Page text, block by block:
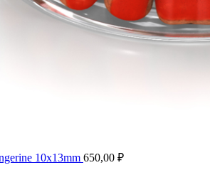
10x13mm 650,00 ₽